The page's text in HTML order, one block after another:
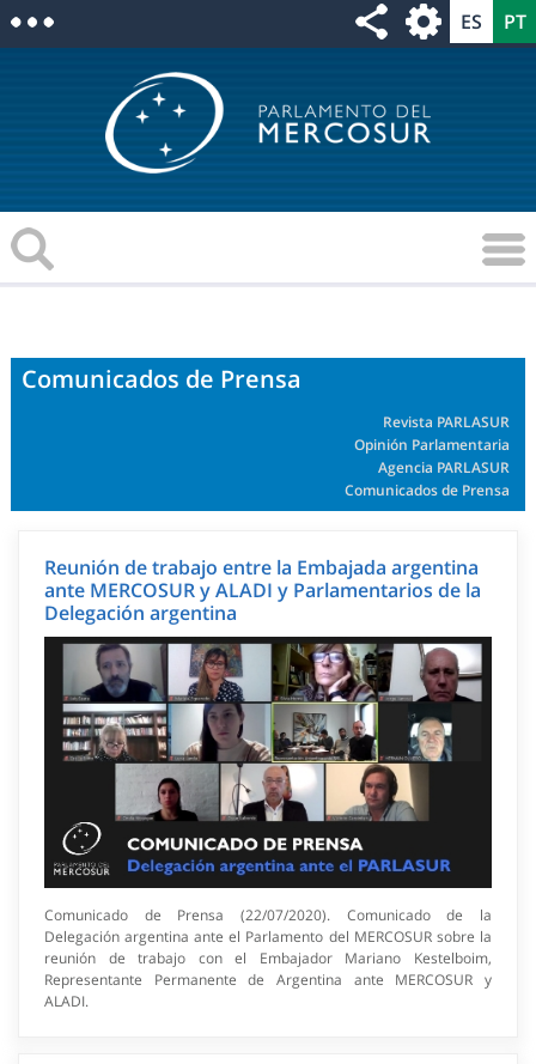
Comunicados de Prensa
Revista PARLASUR
Opinión Parlamentaria
Agencia PARLASUR
Comunicados de Prensa
Reunión de trabajo entre la Embajada argentina
ante MERCOSUR y ALADI y Parlamentarios de la
Delegación argentina
Comunicado de Prensa (22/07/2020). Comunicado de la
Delegación argentina ante el Parlamento del MERCOSUR sobre la
reunión de trabajo con el Embajador Mariano Kestelboim,
Representante Permanente de Argentina ante MERCOSUR y
ALADI.